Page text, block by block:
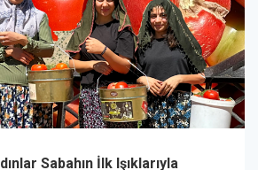
Sabahın İlk Işıklarıyla